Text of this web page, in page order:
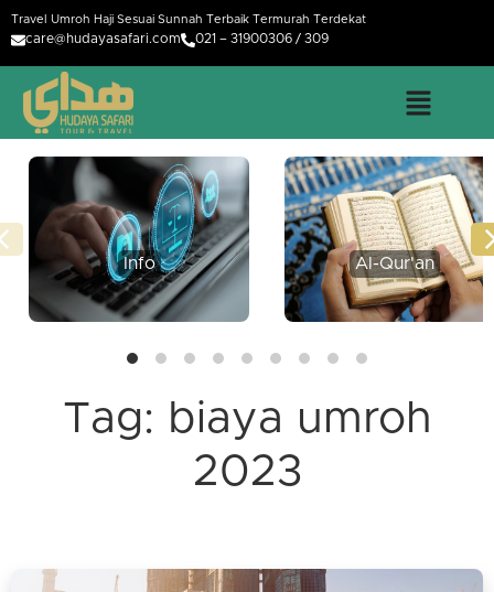
Travel Umroh Haji Sesuai Sunnah Terbaik Termurah Terdekat
care@hudayasafari.com 021 – 31900306 / 309
Info Al-Qur'an
Tag: biaya umroh
2023